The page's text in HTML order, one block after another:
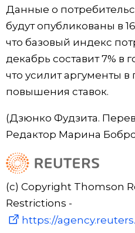
Данные о
будут опубликованы в
что базовый индекс
декабрь составит 7% в
что усилит аргументы в
повышения ставок.
(Дзюнко Фудзита.
Редактор Марина
(c) Copyright Thomson
Restrictions -
https://